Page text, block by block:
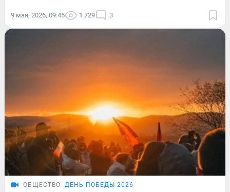
9 мая, 2026, 09:45 1 729 3
ОБЩЕСТВО ДЕНЬ ПОБЕДЫ 2026